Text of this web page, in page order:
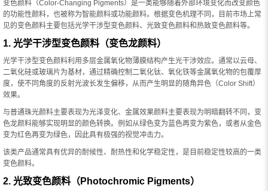
变色颜料（Color-Changing Pigments）是一类能够随着外部环境变化而改变颜色
的功能性颜料，也被称为智能颜料或功能颜料。根据变色机理不同，目前市场上常
见的变色颜料主要包括光学干涉型变色颜料、光致变色颜料和热致变色颜料等。
1. 光学干涉型变色颜料（变色龙颜料）
光学干涉型变色颜料利用多层金属氧化物薄膜结构产生光干涉效应。通常以云母、
二氧化硅或玻璃片为基材，通过精确控制二氧化钛、氧化铁等金属氧化物的包覆厚
度，使不同角度的反射光波长发生偏移，从而产生明显的随角异色（Color Shift）
效果。
与普通珠光颜料主要表现为光泽变化、金属效果颜料主要表现为明暗翻转不同，变
色龙颜料能够实现明显的颜色转换。例如从绿色变为蓝色再变为紫色，或者从金色
变为红色再变为绿色，因此具有极强的视觉冲击力。
该类产品通常具有优异的耐候性、耐热性和化学稳定性，是目前稳定性较高的一类
变色颜料。
2. 光致变色颜料（Photochromic Pigments）